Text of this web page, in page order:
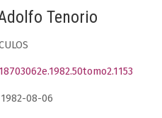
Tenorio
08-06